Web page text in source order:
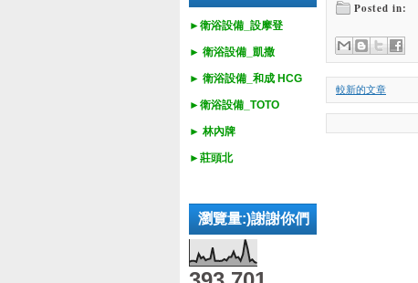
►衛浴設備_設摩登
► 衛浴設備_ 凱撒
► 衛浴設備_ 和成 HCG
►衛浴設備_ TOTO
► 林內牌
►莊頭北
瀏覽量:)謝謝你們
Posted in:
較新的文章